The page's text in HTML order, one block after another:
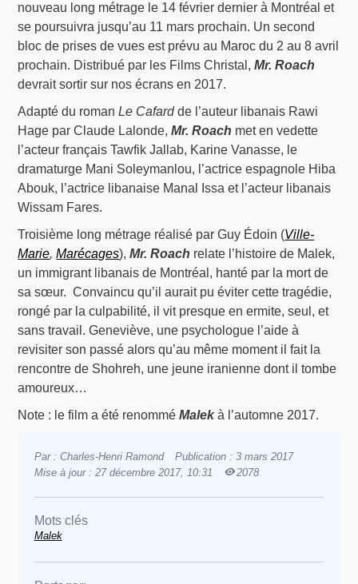
nouveau long métrage le 14 février dernier à Montréal et
se poursuivra jusqu’au 11 mars prochain. Un second
bloc de prises de vues est prévu au Maroc du 2 au 8 avril
prochain. Distribué par les Films Christal,Mr. Roach
devrait sortir sur nos écrans en 2017.
Adapté du romanLe Cafardde l’auteur libanais Rawi
Hage par Claude Lalonde,Mr. Roach met en vedette
l’acteur français Tawfik Jallab, Karine Vanasse, le
dramaturge Mani Soleymanlou, l’actrice espagnole Hiba
Abouk, l’actrice libanaise Manal Issa et l’acteur libanais
Wissam Fares.
Troisième long métrage réalisé par Guy Édoin (Ville-
Marie,Marécages),Mr. Roach relate l’histoire de Malek,
un immigrant libanais de Montréal, hanté par la mort de
sa sœur. Convaincu qu’il aurait pu éviter cette tragédie,
rongé par la culpabilité, il vit presque en ermite, seul, et
sans travail. Geneviève, une psychologue l’aide à
revisiter son passé alors qu’au même moment il fait la
rencontre de Shohreh, une jeune iranienne dont il tombe
amoureux…
Note : le film a été renomméMalekà l’automne 2017.
Par : Charles-Henri Ramond
Publication : 3 mars 2017
Mise à jour : 27 décembre 2017, 10:31
2078
Mots clés
Malek